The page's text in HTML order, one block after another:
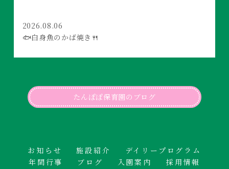
2026.08.06
🐟白身魚のかば焼き🍴
たんぽぽ保育園のブログ
お知らせ 施設紹介
デイリープログラム
年間行事
ブログ 入園案内
採用情報